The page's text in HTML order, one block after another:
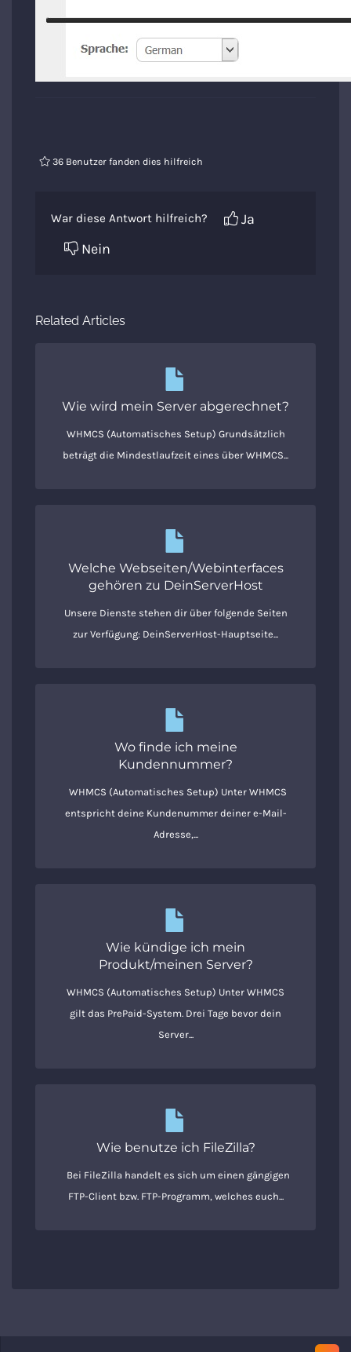
36 Benutzer fanden dies hilfreich
War diese Antwort hilfreich?
Ja
Nein
Related Articles
Wie wird mein Server abgerechnet?
WHMCS (Automatisches Setup) Grundsätzlich
beträgt die Mindestlaufzeit eines über WHMCS...
Welche Webseiten/Webinterfaces
gehören zu DeinServerHost
Unsere Dienste stehen dir über folgende Seiten
zur Verfügung: DeinServerHost-Hauptseite...
Wo finde ich meine
Kundennummer?
WHMCS (Automatisches Setup) Unter WHMCS
entspricht deine Kundenummer deiner e-Mail-
Adresse,...
Wie kündige ich mein
Produkt/meinen Server?
WHMCS (Automatisches Setup) Unter WHMCS
gilt das PrePaid-System. Drei Tage bevor dein
Server...
Wie benutze ich FileZilla?
Bei FileZilla handelt es sich um einen gängigen
FTP-Client bzw. FTP-Programm, welches euch...